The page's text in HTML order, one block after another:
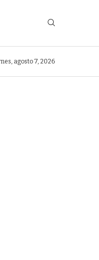
agosto 7, 2026